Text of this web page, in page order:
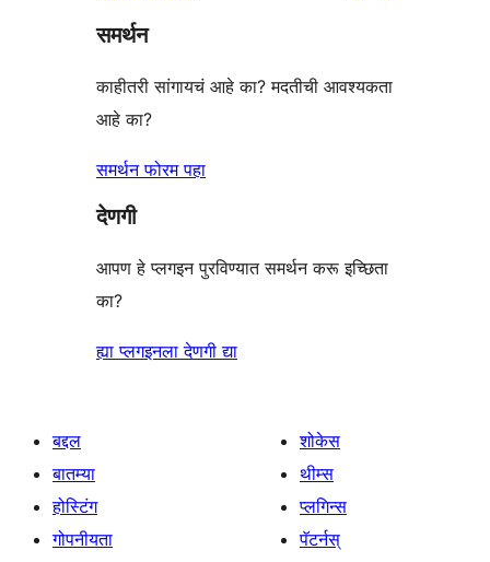
समर्थन
काहीतरी सांगायचं आहे का? मदतीची आवश्यकता
आहे का?
समर्थन फोरम पहा
देणगी
आपण हे प्लगइन पुरविण्यात समर्थन करू इच्छिता
का?
ह्या प्लगइनला देणगी द्या
बद्दल
बातम्या
होस्टिंग
गोपनीयता
शोकेस
थीम्स
प्लगिन्स
पॅटर्नस्